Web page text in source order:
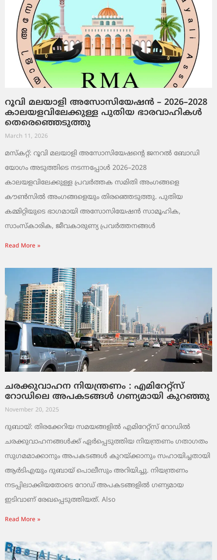
റൂവി മലയാളി അസോസിയേഷൻ – 2026–2028
കാലയളവിലേക്കുള്ള പുതിയ ഭാരവാഹികൾ
തെരെഞ്ഞെടുത്തു
March 11, 2026
മസ്കറ്റ്: റൂവി മലയാളി അസോസിയേഷന്റെ ജനറൽ ബോഡി
യോഗം അടുത്തിടെ നടന്നപ്പോൾ 2026–2028
കാലയളവിലേക്കുള്ള പ്രവർത്തക സമിതി അംഗങ്ങളെ
കൗൺസിൽ അംഗങ്ങളെയും തിരഞ്ഞെടുത്തു. പുതിയ
കമ്മിറ്റിയുടെ ഭാഗമായി അസോസിയേഷൻ സാമൂഹിക,
സാംസ്‌കാരിക, ജീവകാരുണ്യ പ്രവർത്തനങ്ങൾ
Read More »
ചരക്കുവാഹന നിയന്ത്രണം : എമിറേറ്റ്സ്
റോഡിലെ അപകടങ്ങൾ ഗണ്യമായി കുറഞ്ഞു
November 20, 2025
ദുബായ്: തിരക്കേറിയ സമയങ്ങളിൽ എമിറേറ്റ്സ് റോഡിൽ
ചരക്കുവാഹനങ്ങൾക്ക് ഏർപ്പെടുത്തിയ നിയന്ത്രണം ഗതാഗതം
സുഗമമാക്കാനും അപകടങ്ങൾ കുറയ്ക്കാനും സഹായിച്ചതായി
ആർടിഎയും ദുബായ് പൊലീസും അറിയിച്ചു. നിയന്ത്രണം
നടപ്പിലാക്കിയതോടെ റോഡ് അപകടങ്ങളിൽ ഗണ്യമായ
ഇടിവാണ് രേഖപ്പെടുത്തിയത്. Also
Read More »